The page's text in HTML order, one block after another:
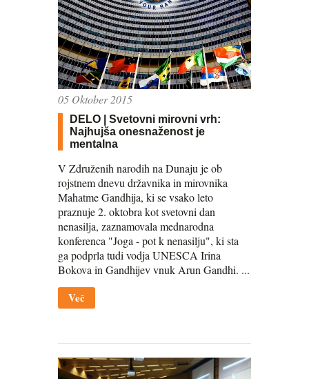
05 Oktober 2015
DELO | Svetovni mirovni vrh:
Najhujša onesnaženost je
mentalna
V Združenih narodih na Dunaju je ob
rojstnem dnevu državnika in mirovnika
Mahatme Gandhija, ki se vsako leto
praznuje 2. oktobra kot svetovni dan
nenasilja, zaznamovala mednarodna
konferenca "Joga - pot k nenasilju", ki sta
ga podprla tudi vodja UNESCA Irina
Bokova in Gandhijev vnuk Arun Gandhi. ...
Več